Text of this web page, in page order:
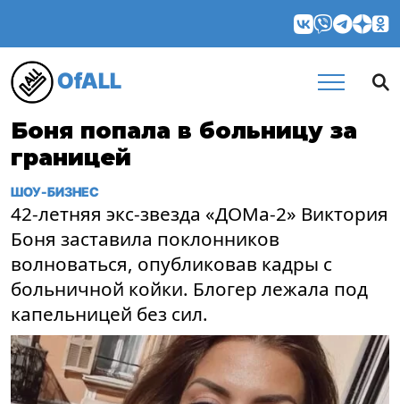
OfALL
Боня попала в больницу за
границей
ШОУ-БИЗНЕС
42-летняя экс-звезда «ДОМа-2» Виктория
Боня заставила поклонников
волноваться, опубликовав кадры с
больничной койки. Блогер лежала под
капельницей без сил.